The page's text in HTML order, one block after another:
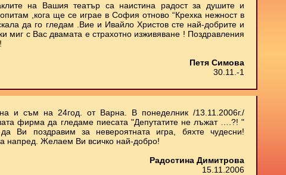
на Вашия театър са наистина радост за душите и
,кога ще се играе в София отново “Крехка нежност в
да го гледам .Вие и Ивайло Христов сте най-добрите и
миг с Вас двамата е страхотно изживяване ! Поздравления
Петя Симова
30.11.-1
и съм на 24год. от Варна. В понеделник /13.11.2006г./
фирма да гледаме пиесата "Депутатите не лъжат ….?! "
Ви поздравим за невероятната игра, бяхте чудесни!
напред. Желаем Ви всичко най-добро!
Радостина Димитрова
15.11.2006